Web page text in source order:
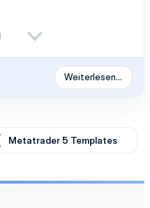
m
e
e
S
m
m
e
g
t
v
Weiterlesen…
Metatrader 5 Templates